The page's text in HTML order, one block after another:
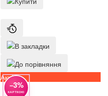
Акція
−3%
КАРТКОЮ